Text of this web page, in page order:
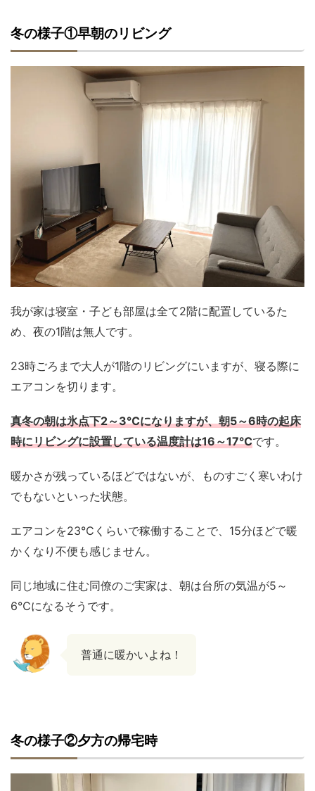
冬の様子①早朝のリビング
我が家は寝室・子ども部屋は全て2階に配置しているた
め、夜の1階は無人です。
23時ごろまで大人が1階のリビングにいますが、寝る際に
エアコンを切ります。
真冬の朝は氷点下2～3℃になりますが、朝5～6時の起床
時にリビングに設置している温度計は16～17℃です。
暖かさが残っているほどではないが、ものすごく寒いわけ
でもないといった状態。
エアコンを23℃くらいで稼働することで、15分ほどで暖
かくなり不便も感じません。
同じ地域に住む同僚のご実家は、朝は台所の気温が5～
6℃になるそうです。
普通に暖かいよね！
冬の様子②夕方の帰宅時